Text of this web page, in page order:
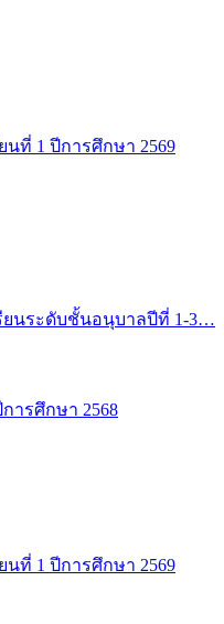
นที่ 1 ปีการศึกษา 2569
ยนระดับชั้นอนุบาลปีที่ 1-3…
ารศึกษา 2568
นที่ 1 ปีการศึกษา 2569